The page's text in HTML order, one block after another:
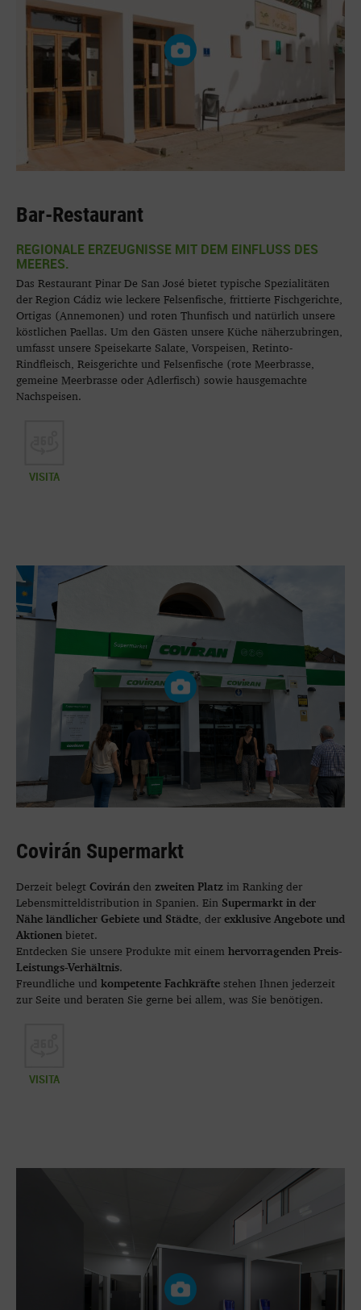
Bar-Restaurant
REGIONALE ERZEUGNISSE MIT DEM EINFLUSS DES
MEERES.
Das Restaurant Pinar De San José bietet typische Spezialitäten
der Region Cádiz wie leckere Felsenfische, frittierte Fischgerichte,
Ortigas (Annemonen) und roten Thunfisch und natürlich unsere
köstlichen Paellas. Um den Gästen unsere Küche näherzubringen,
umfasst unsere Speisekarte Salate, Vorspeisen, Retinto-
Rindfleisch, Reisgerichte und Felsenfische (rote Meerbrasse,
gemeine Meerbrasse oder Adlerfisch) sowie hausgemachte
Nachspeisen.
VISITA
Covirán Supermarkt
Derzeit belegt Covirán den zweiten Platz im Ranking der
Lebensmitteldistribution in Spanien. Ein Supermarkt in der
Nähe ländlicher Gebiete und Städte , der exklusive Angebote und
Aktionen bietet.
Entdecken Sie unsere Produkte mit einem hervorragenden Preis-
Leistungs-Verhältnis.
Freundliche und kompetente Fachkräfte stehen Ihnen jederzeit
zur Seite und beraten Sie gerne bei allem, was Sie benötigen.
VISITA